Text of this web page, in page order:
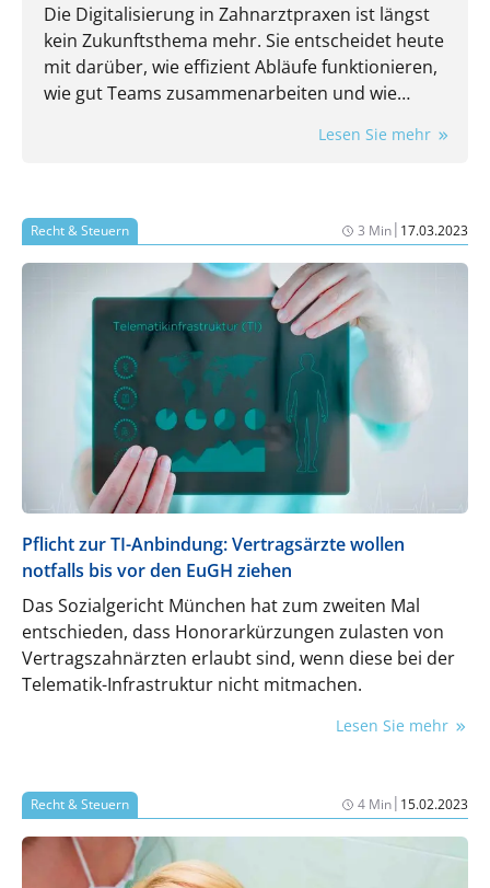
Die Digitalisierung in Zahnarztpraxen ist längst
kein Zukunftsthema mehr. Sie entscheidet heute
mit darüber, wie effizient Abläufe funktionieren,
wie gut Teams zusammenarbeiten und wie
Lesen Sie mehr
Recht & Steuern 3 Min| 17.03.2023
Pflicht zur TI-Anbindung: Vertragsärzte wollen
notfalls bis vor den EuGH ziehen
Das Sozialgericht München hat zum zweiten Mal
entschieden, dass Honorarkürzungen zulasten von
Vertragszahnärzten erlaubt sind, wenn diese bei der
Telematik-Infrastruktur nicht mitmachen.
Lesen Sie mehr
Recht & Steuern 4 Min| 15.02.2023